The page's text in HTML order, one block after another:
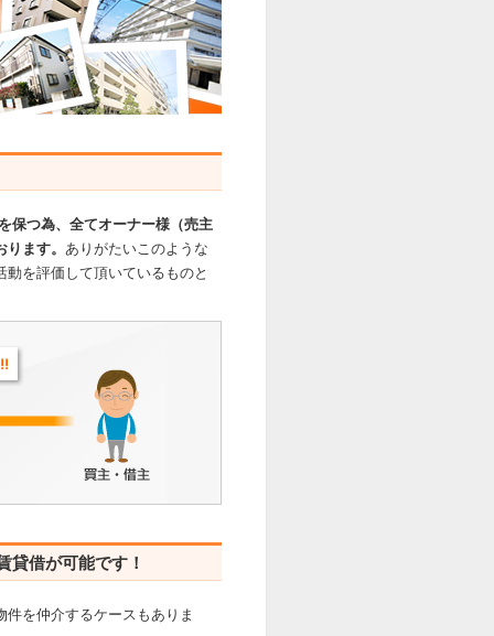
保つ為、全てオーナー様（売主
ます。 ありがたいこのような
を評価して頂いているものと
貸借が可能です！
を仲介するケースもありま